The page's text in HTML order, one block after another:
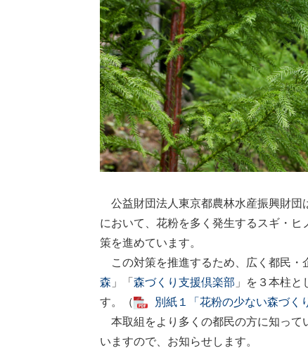
公益財団法人東京都農林水産振興財団
において、花粉を多く発生するスギ・
策を進めています。
この対策を推進するため、広く都民・
森 」「 森づくり支援倶楽部 」を３本柱と
す。（
別紙１「花粉の少ない森づく
本取組をより多くの都民の方に知って
いますので、お知らせします。